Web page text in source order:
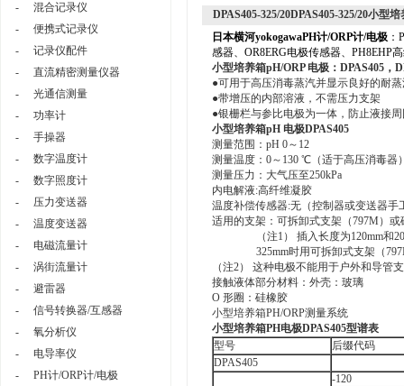
-
混合记录仪
-
便携式记录仪
-
记录仪配件
-
直流精密测量仪器
-
光通信测量
-
功率计
-
手操器
-
数字温度计
-
数字照度计
-
压力变送器
-
温度变送器
-
电磁流量计
-
涡街流量计
-
避雷器
-
信号转换器/互感器
-
氧分析仪
-
电导率仪
-
PH计/ORP计/电极
DPAS405-325/20DPAS405-325/20小型
日本横河yokogawaPH计/ORP计/电极：
感器、 OR8ERG电极传感器、 PH8EHP
小型培养箱pH/ORP 电极：DPAS405，
●可用于高压消毒蒸汽并显示良好的耐
●带增压的内部溶液，不需压力支架
●银栅栏与参比电极为一体，防止液接
小型培养箱pH 电极DPAS405
测量范围：pH 0～12
测量温度：0～130 ℃（适于高压消毒器
测量压力：大气压至250kPa
内电解液:高纤维凝胶
温度补偿传感器:无（控制器或变送器手
适用的支架：可拆卸式支架（797M）或
（注1） 插入长度为120mm和
325mm时用可拆卸式支架（
（注2） 这种电极不能用于户外和导管
接触液体部分材料：外壳：玻璃
O 形圈：硅橡胶
小型培养箱PH/ORP测量系统
小型培养箱PH电极DPAS405型谱表
型号
后缀代码
DPAS405
-120